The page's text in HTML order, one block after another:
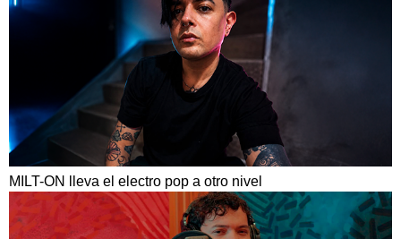
MILT-ON lleva el electro pop a otro nivel